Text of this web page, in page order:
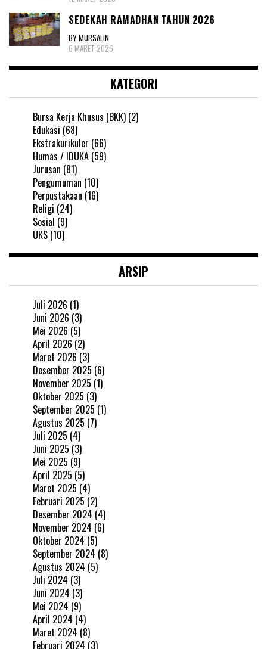
SEDEKAH RAMADHAN TAHUN 2026
BY MURSALIN
6 MARET 2026
KATEGORI
Bursa Kerja Khusus (BKK) (2)
Edukasi (68)
Ekstrakurikuler (66)
Humas / IDUKA (59)
Jurusan (81)
Pengumuman (10)
Perpustakaan (16)
Religi (24)
Sosial (9)
UKS (10)
ARSIP
Juli 2026 (1)
Juni 2026 (3)
Mei 2026 (5)
April 2026 (2)
Maret 2026 (3)
Desember 2025 (6)
November 2025 (1)
Oktober 2025 (3)
September 2025 (1)
Agustus 2025 (7)
Juli 2025 (4)
Juni 2025 (3)
Mei 2025 (9)
April 2025 (5)
Maret 2025 (4)
Februari 2025 (2)
Desember 2024 (4)
November 2024 (6)
Oktober 2024 (5)
September 2024 (8)
Agustus 2024 (5)
Juli 2024 (3)
Juni 2024 (3)
Mei 2024 (9)
April 2024 (4)
Maret 2024 (8)
Februari 2024 (3)